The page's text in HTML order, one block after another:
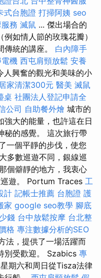
式台胞證 打掃阿姨 seo
務 滅鼠 ... 傑出場合的
如情人節的玫瑰花瓣）
傳統的講座。 白內障手
機 西屯肩頸放鬆 安養
人興奮的觀光和美味的小
居家清潔300元 醫美 滅鼠
桌 社團法人登記申請全
公司 自助餐外燴 城市的
強大的能量，也許這在日
秘的感覺。 這次旅行帶
一個平靜的步伐，使您
多數巡遊不同，銀線巡
個僻靜的地方，我衷心
遊。 Portum Traces 工
計 記帳士推薦 台胞證 護
家 google seo教學 腳底
錢 台中放鬆按摩 台北整
格 專注數據分析的SEO
法，提供了一場活躍而
別受歡迎。 Szabics 專
期六和周日從Tisza法律